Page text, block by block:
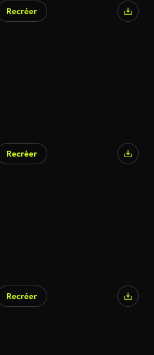
Recréer
Recréer
Recréer